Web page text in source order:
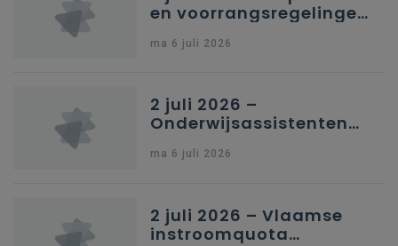
en voorrangsregelingen
secundair onderwijs in
ma 6 juli 2026
2 juli 2026 –
Onderwijsassistenten
kleuteronderwijs
ma 6 juli 2026
2 juli 2026 – Vlaamse
instroomquota